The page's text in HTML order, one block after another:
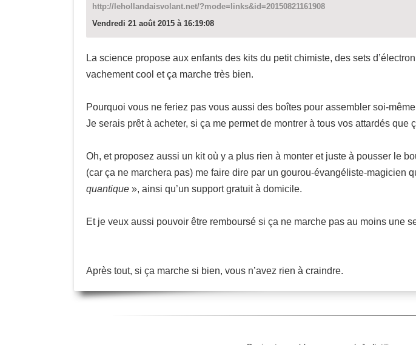
http://lehollandaisvolant.net/?mode=links&id=20150821161908
Vendredi 21 août 2015 à 16:19:08
La science propose aux enfants des kits du petit chimiste, des sets
vachement cool et ça marche très bien.
Pourquoi vous ne feriez pas vous aussi des boîtes pour assembler soi-
Je serais prêt à acheter, si ça me permet de montrer à tous vos attardés que
Oh, et proposez aussi un kit où y a plus rien à monter et juste à pousser le
(car ça ne marchera pas) me faire dire par un gourou-évangéliste-magicien
quantique », ainsi qu’un support gratuit à domicile.
Et je veux aussi pouvoir être remboursé si ça ne marche pas au moins une
Après tout, si ça marche si bien, vous n’avez rien à craindre.